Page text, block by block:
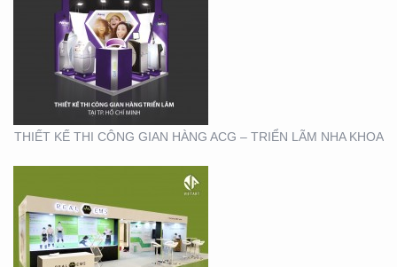
THIẾT KẾ THI CÔNG GIAN HÀNG ACG – TRIỂN LÃM NHA KHOA
THIẾT KẾ THI CÔNG
GIAN HÀNG REAL EMS
TẠI TTTM
THIẾT KẾ THI CÔNG
CHUỖI CỬA HÀNG